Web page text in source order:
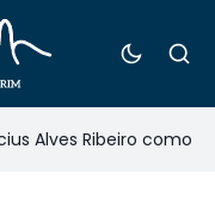
Ribeiro como